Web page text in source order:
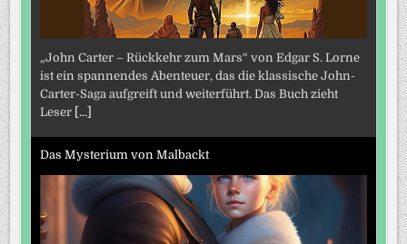
„John Carter – Rückkehr zum Mars“ von Edgar S. Lorne
ist ein spannendes Abenteuer, das die klassische John-
Carter-Saga aufgreift und weiterführt. Das Buch zieht
Leser [...]
Das Mysterium von Malbackt